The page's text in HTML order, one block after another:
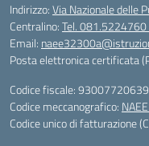
Indirizzo:Via Nazionale delle
Centralino:Tel.
Email:
Posta elettronica certificata
Codice fiscale: 93007720639
Codice meccanografico:
Codice unico di fatturazione